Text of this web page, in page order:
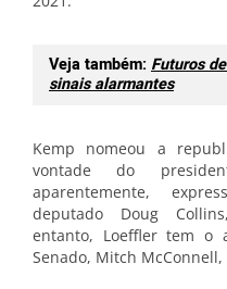
Veja também: Futuros
sinais alarmantes
Kemp nomeou a
vontade do
aparentemente,
deputado Doug
entanto, Loeffler tem o
Senado, Mitch